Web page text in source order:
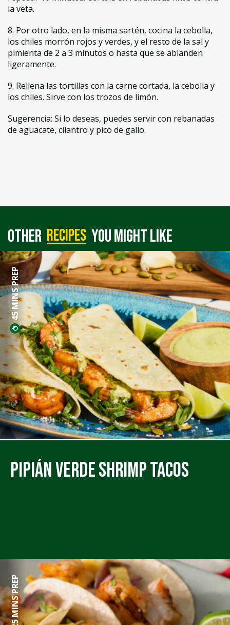
la veta.
8. Por otro lado, en la misma sartén, cocina la cebolla,
los chiles morrón rojos y verdes, y el resto de la sal y
pimienta de 2 a 3 minutos o hasta que se ablanden
ligeramente.
9. Rellena las tortillas con la carne cortada, la cebolla y
los chiles. Sirve con los trozos de limón.
Sugerencia: Si lo deseas, puedes servir con rebanadas
de aguacate, cilantro y pico de gallo.
Other recipes you might like
45 MINS PREP
Pipián Verde Shrimp Tacos
25 MINS PREP